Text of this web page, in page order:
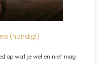
(handig!)
op wat je wel en niet mag